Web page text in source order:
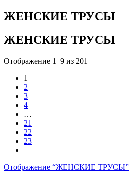
ЖЕНСКИЕ ТРУСЫ
ЖЕНСКИЕ ТРУСЫ
Отображение 1–9 из 201
1
2
3
4
…
21
22
23
Отображение “ЖЕНСКИЕ ТРУСЫ”